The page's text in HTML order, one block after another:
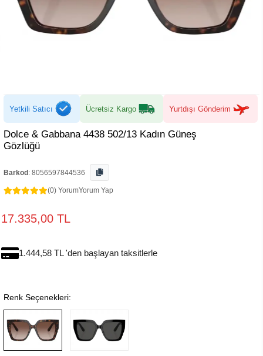
Yetkili Satıcı Ücretsiz Kargo Yurtdışı Gönderim
Dolce & Gabbana 4438 502/13 Kadın Güneş
Gözlüğü
Barkod : 8056597844536
(0) YorumYorum Yap
17.335,00 TL
1.444,58 TL 'den başlayan taksitlerle
Renk Seçenekleri: